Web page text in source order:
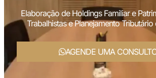
Elaboração de Holdings Familiar e
Trabalhistas e Planejamento
AGENDE UMA